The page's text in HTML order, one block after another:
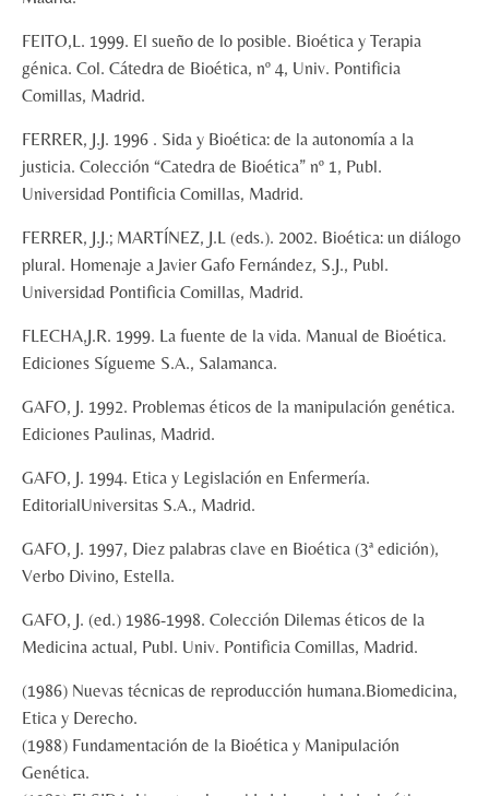
FEITO,L. 1999. El sueño de lo posible. Bioética y Terapia
génica. Col. Cátedra de Bioética, nº 4, Univ. Pontificia
Comillas, Madrid.
FERRER, J.J. 1996 . Sida y Bioética: de la autonomía a la
justicia. Colección “Catedra de Bioética” nº 1, Publ.
Universidad Pontificia Comillas, Madrid.
FERRER, J.J.; MARTÍNEZ, J.L (eds.). 2002. Bioética: un diálogo
plural. Homenaje a Javier Gafo Fernández, S.J., Publ.
Universidad Pontificia Comillas, Madrid.
FLECHA,J.R. 1999. La fuente de la vida. Manual de Bioética.
Ediciones Sígueme S.A., Salamanca.
GAFO, J. 1992. Problemas éticos de la manipulación genética.
Ediciones Paulinas, Madrid.
GAFO, J. 1994. Etica y Legislación en Enfermería.
EditorialUniversitas S.A., Madrid.
GAFO, J. 1997, Diez palabras clave en Bioética (3ª edición),
Verbo Divino, Estella.
GAFO, J. (ed.) 1986-1998. Colección Dilemas éticos de la
Medicina actual, Publ. Univ. Pontificia Comillas, Madrid.
(1986) Nuevas técnicas de reproducción humana.Biomedicina,
Etica y Derecho.
(1988) Fundamentación de la Bioética y Manipulación
Genética.